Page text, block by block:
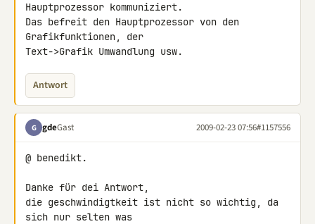
Hauptprozessor kommuniziert.
Das befreit den Hauptprozessor von den
Grafikfunktionen, der
Text->Grafik Umwandlung usw.
Antwort
G gdeGast 2009-02-23 07:56#1157556
@ benedikt.
Danke für dei Antwort,
die geschwindigtkeit ist nicht so wichtig, da
sich nur selten was